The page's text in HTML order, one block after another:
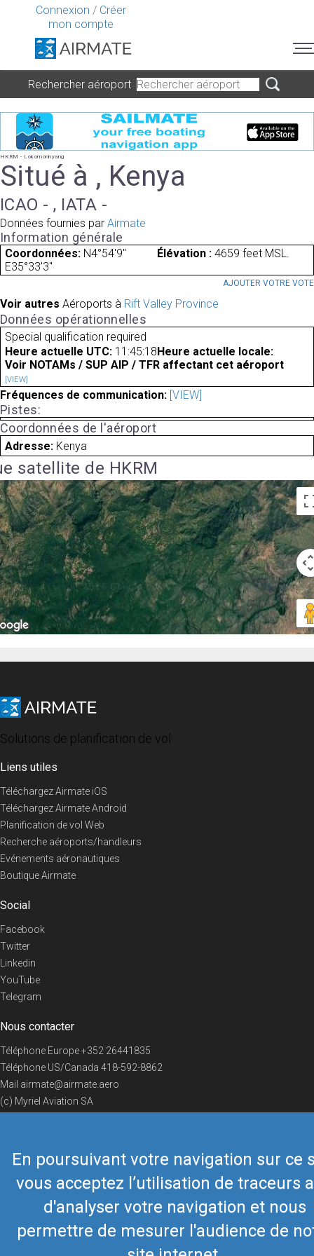
Connexion / Créer
mon compte
En poursuivant votre navigation sur ce
vous acceptez l’utilisation de traceurs
d'analyser votre navigation et nous
permettre de mesurer l'audience de
Rechercher aéroport
HKRM - Lokomorinyang
Situé à , Kenya
ICAO - , IATA -
Données fournies par Airmate
Information générale
Coordonnées: N4°54'9"
E35°33'3"
Élévation : 4659 feet MSL.
AJOUTER VOTRE VOTE
Voir autres Aéroports à Rift Valley Province
Données opérationnelles
Special qualification required
Heure actuelle UTC: 11:45:18 Heure actuelle locale:
Voir NOTAMs / SUP AIP / TFR affectant cet aéroport
[VIEW]
Fréquences de communication: [VIEW]
Pistes:
Coordonnées de l'aéroport
Adresse: Kenya
satellite de HKRM
Solutions de planification de vol
Liens utiles
Téléchargez Airmate iOS
Téléchargez Airmate Android
Planification de vol Web
Recherche aéroports/handleurs
Evénements aéronautiques
Boutique Airmate
Social
Facebook
Twitter
Linkedin
YouTube
Telegram
Nous contacter
Téléphone Europe+352 26441835
Téléphone US/Canada 418-592-8862
Mail airmate@airmate.aero
(c) Myriel Aviation SA
© 2019 Airmate -Conditions d'utilisation- Vie privée Back to top